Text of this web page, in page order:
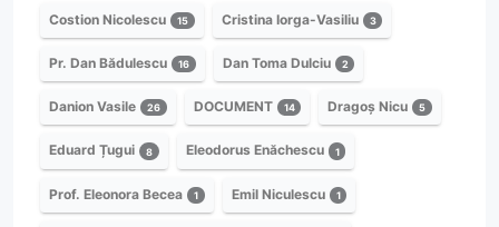
Costion Nicolescu 15 Cristina Iorga-Vasiliu 3
Pr. Dan Bădulescu 16 Dan Toma Dulciu 2
Danion Vasile 26 DOCUMENT 14 Dragoș Nicu 5
Eduard Țugui 8 Eleodorus Enăchescu 1
Prof. Eleonora Becea 1 Emil Niculescu 1